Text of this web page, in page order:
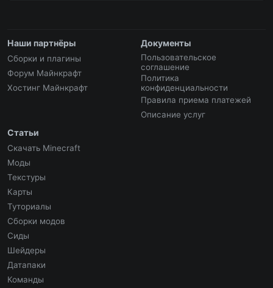
Наши партнёры
Сборки и плагины
Форум Майнкрафт
Хостинг Майнкрафт
Документы
Пользовательское
соглашение
Политика
конфиденциальности
Правила приема платежей
Описание услуг
Статьи
Скачать Minecraft
Моды
Текстуры
Карты
Туториалы
Сборки модов
Сиды
Шейдеры
Датапаки
Команды